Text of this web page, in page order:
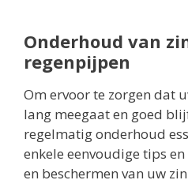
Onderhoud van
regenpijpen
Om ervoor te zorgen dat
lang meegaat en goed
regelmatig onderhoud
enkele eenvoudige tips
en beschermen van uw